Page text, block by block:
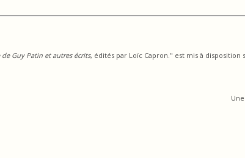
Guy Patin et autres écrits, édités par Loïc Capron." est mis à disposition